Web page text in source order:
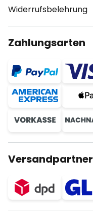
Widerrufsbelehrung
Zahlungsarten
Versandpartner